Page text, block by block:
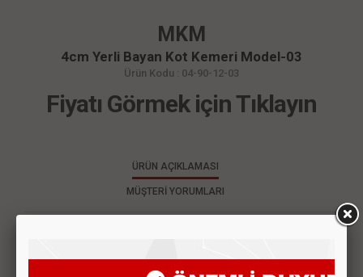
MKM
4cm Yerli Bayan Kot Kemeri Model-03
Ürün Kodu : 04-90-12-03
Fiyatı Görmek için Tıklayın
ÜRÜN AÇIKLAMASI
MÜŞTERİ YORUMLARI
BENZER ÜRÜNLER